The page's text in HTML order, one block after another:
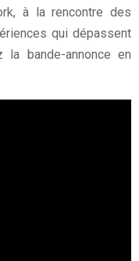
à la rencontre des
qui dépassent
la bande-annonce en